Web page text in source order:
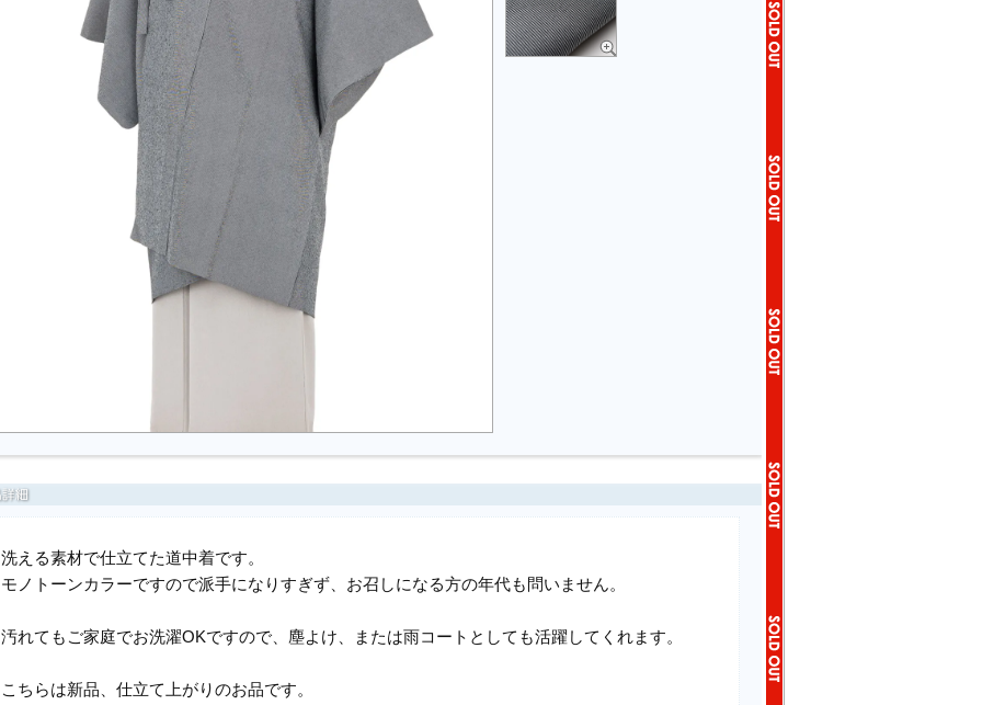
洗える素材で仕立てた道中着です。
モノトーンカラーですので派手になりすぎず、お召しになる方の年代も問いません。
汚れてもご家庭でお洗濯OKですので、塵よけ、または雨コートとしても活躍してくれます。
こちらは新品、仕立て上がりのお品です。